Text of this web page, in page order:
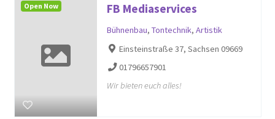
FB Mediaservices
Bühnenbau, Tontechnik, Artistik
Einsteinstraße 37, Sachsen 09669
01796657901
Wir bieten euch alles!
Open Now